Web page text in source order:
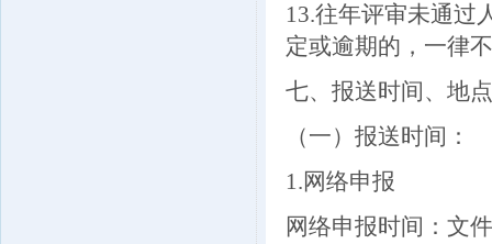
13.往年评审未通过
定或逾期的，一律
七、报送时间、地
（一）报送时间：
1.网络申报
网络申报时间：文